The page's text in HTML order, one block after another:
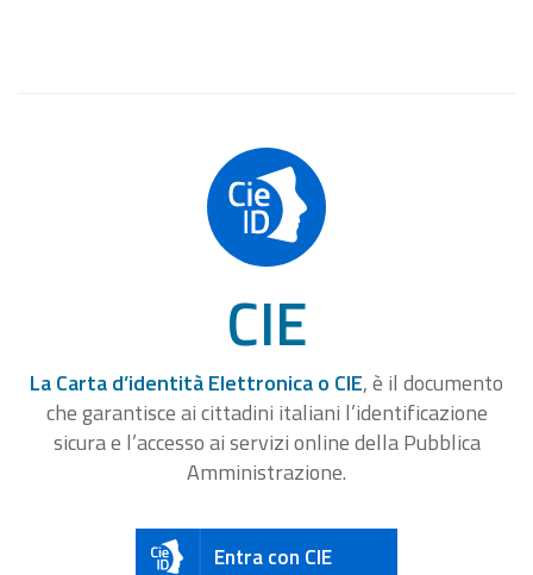
CIE
La Carta d’identità Elettronica o CIE, è il documento
che garantisce ai cittadini italiani l’identificazione
sicura e l’accesso ai servizi online della Pubblica
Amministrazione.
Entra con CIE